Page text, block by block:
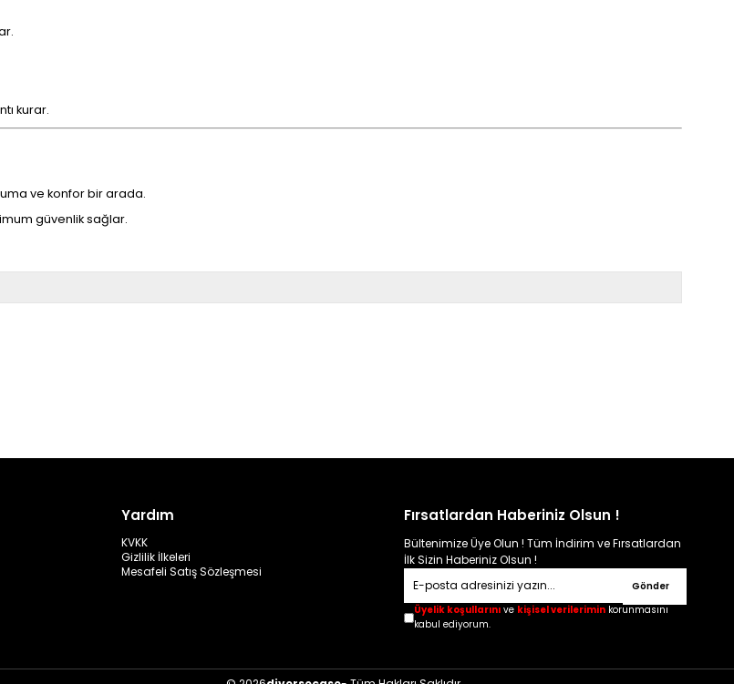
kurar.
ve konfor bir arada.
güvenlik sağlar.
Yardım
KVKK
Gizlilik İlkeleri
Mesafeli Satış Sözleşmesi
Fırsatlardan Haberiniz Olsun !
Bültenimize Üye Olun ! Tüm İndirim ve Fırsatlardan
İlk Sizin Haberiniz Olsun !
Gönder
Üyelik koşullarınıve kişisel verileriminkorunmasını
kabul ediyorum.